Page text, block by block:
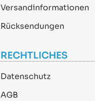
Versandinformationen
Rücksendungen
RECHTLICHES
Datenschutz
AGB